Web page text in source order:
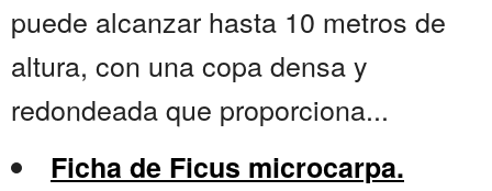
puede alcanzar hasta 10 metros de
altura, con una copa densa y
redondeada que proporciona...
Ficha de Ficus microcarpa.